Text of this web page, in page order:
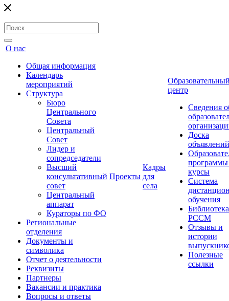
О нас
Общая информация
Календарь
мероприятий
Структура
Бюро
Центрального
Совета
Центральный
Совет
Лидер и
сопредседатели
Высший
консультативный
совет
Центральный
аппарат
Кураторы по ФО
Региональные
отделения
Документы и
символика
Отчет о деятельности
Реквизиты
Партнеры
Вакансии и практика
Вопросы и ответы
Проекты
Кадры
для
села
центр
Сведения
Доска
объявлений
курсы
Система
обучения
Библиотека
РССМ
Отзывы и
истории
Полезные
ссылки